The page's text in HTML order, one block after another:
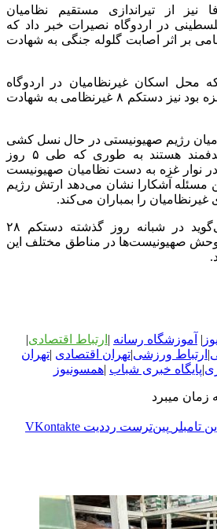
نیز از تیراندازی مستقیم نظامیان
در اردوگاه نصیرات خبر داد که
بر اثر اصابت گلوله جنگی به شهادت
محل اسکان غیرنظامیان در اردوگاه
آوارگان جبالیا در شمال غزه بود نیز دستکم ۸ غیرنظامی به شهادت
رژیم صهیونیستی در حال نسل کشی
فلسطینیان به صورت هدفمند هستند به طوری که طی ۵ روز
۷۰ کودک در نوار غزه به دست نظامیان صهیونیست
مسئله آشکارا نشان می‌دهد ارتش رژیم
را بمباران می‌کند.
وزارت بهداشت غزه می‌گوید در شبانه روز گذشته دستکم ۲۸
صهیونیست‌ها در مناطق مختلف این
| آموزشگاه رسانه | ارتباط اقتصادی|
| ارتباط ورزشی|تهران اقتصادی |تهران
|پایگاه خبری شباب |همسونیوز
‫تامبلر ‫پین‌ترست ‫رددیت ‫VKontakte